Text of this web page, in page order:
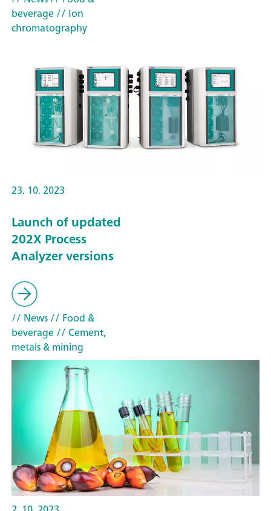
beverage// Ion
chromatography
23. 10. 2023
Launch of updated
202X Process
Analyzer versions
// News// Food &
beverage// Cement,
metals & mining